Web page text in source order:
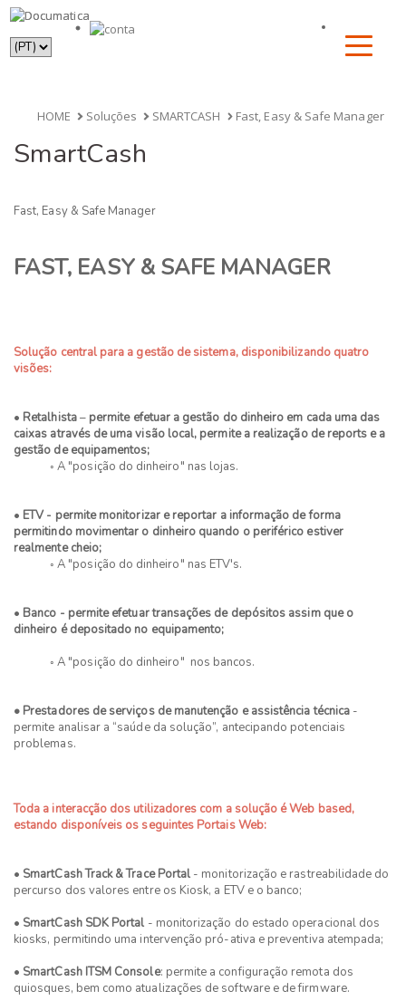
HOME Soluções SMARTCASH Fast, Easy & Safe Manager
SmartCash
Fast, Easy & Safe Manager
FAST, EASY & SAFE MANAGER
Solução central para a gestão de sistema, disponibilizando quatro
visões:
• Retalhista– permite efetuar a gestão do dinheiro em cada uma das
caixas através de uma visão local, permite a realização de reports e a
gestão de equipamentos;
◦ A "posição do dinheiro" nas lojas.
• ETV - permite monitorizar e reportar a informação de forma
permitindo movimentar o dinheiro quando o periférico estiver
realmente cheio;
◦ A "posição do dinheiro" nas ETV's.
• Banco - permite efetuar transações de depósitos assim que o
dinheiro é depositado no equipamento;
◦ A "posição do dinheiro" nos bancos.
• Prestadores de serviços de manutenção e assistência técnica-
permite analisar a “saúde da solução”, antecipando potenciais
problemas.
Toda a interacção dos utilizadores com a solução é Web based,
estando disponíveis os seguintes Portais Web:
• SmartCash Track & Trace Portal - monitorização e rastreabilidade do
percurso dos valores entre os Kiosk, a ETV e o banco;
• SmartCash SDK Portal - monitorização do estado operacional dos
kiosks, permitindo uma intervenção pró-ativa e preventiva atempada;
• SmartCash ITSM Console: permite a configuração remota dos
quiosques, bem como atualizações de software e de firmware.